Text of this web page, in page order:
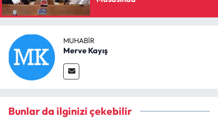
MUHABIR
Merve Kayış
Bunlar da ilginizi çekebilir